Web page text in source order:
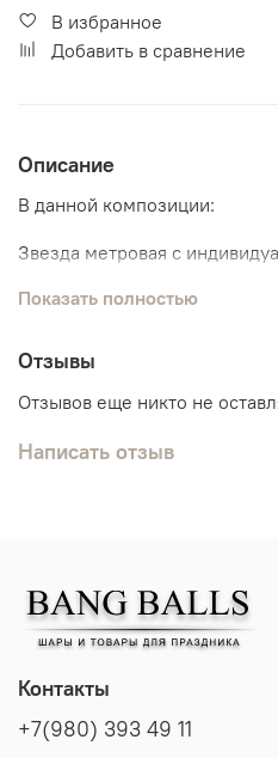
В избранное
Добавить в сравнение
Описание
В данной композиции:
Звезда метровая с
Фигура "Облачко"
Связка из 10 шаров:
3 шарика хром
7 обычных шариков
Показать полностью
Отзывы
Отзывов еще никто не
Написать отзыв
Контакты
+7(980) 393 49 11